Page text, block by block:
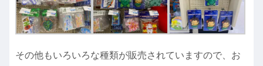
その他もいろいろな種類が販売されていますので、お